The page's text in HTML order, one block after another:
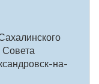
Совета
на-